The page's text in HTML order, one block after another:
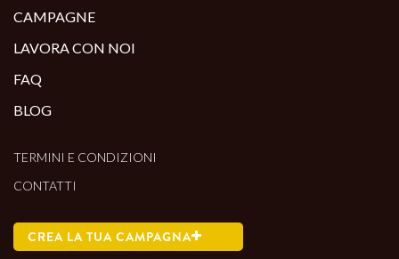
CAMPAGNE
LAVORA CON NOI
FAQ
BLOG
TERMINI E CONDIZIONI
CONTATTI
CREA LA TUA CAMPAGNA